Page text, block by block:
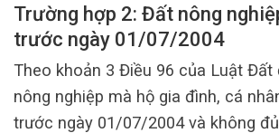
Trường hợp 2: Đất nông
trước ngày 01/07/2004
Theo khoản 3 Điều 96 của Luật Đất
nông nghiệp mà hộ gia đình, cá
trước ngày 01/07/2004 và không